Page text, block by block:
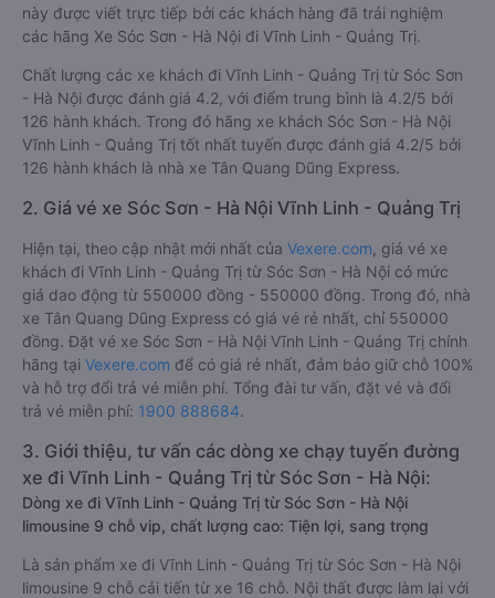
này được viết trực tiếp bởi các khách hàng đã trải nghiệm
các hãng Xe Sóc Sơn - Hà Nội đi Vĩnh Linh - Quảng Trị.
Chất lượng các xe khách đi Vĩnh Linh - Quảng Trị từ Sóc Sơn
- Hà Nội được đánh giá 4.2, với điểm trung bình là 4.2/5 bởi
126 hành khách. Trong đó hãng xe khách Sóc Sơn - Hà Nội
Vĩnh Linh - Quảng Trị tốt nhất tuyến được đánh giá 4.2/5 bởi
126 hành khách là nhà xe Tân Quang Dũng Express.
2. Giá vé xe Sóc Sơn - Hà Nội Vĩnh Linh - Quảng Trị
Hiện tại, theo cập nhật mới nhất của Vexere.com , giá vé xe
khách đi Vĩnh Linh - Quảng Trị từ Sóc Sơn - Hà Nội có mức
giá dao động từ 550000 đồng - 550000 đồng. Trong đó, nhà
xe Tân Quang Dũng Express có giá vé rẻ nhất, chỉ 550000
đồng. Đặt vé xe Sóc Sơn - Hà Nội Vĩnh Linh - Quảng Trị chính
hãng tại Vexere.com để có giá rẻ nhất, đảm bảo giữ chỗ 100%
và hỗ trợ đổi trả vé miễn phí. Tổng đài tư vấn, đặt vé và đổi
trả vé miễn phí: 1900 888684.
3. Giới thiệu, tư vấn các dòng xe chạy tuyến đường
xe đi Vĩnh Linh - Quảng Trị từ Sóc Sơn - Hà Nội:
Dòng xe đi Vĩnh Linh - Quảng Trị từ Sóc Sơn - Hà Nội
limousine 9 chỗ vip, chất lượng cao: Tiện lợi, sang trọng
Là sản phẩm xe đi Vĩnh Linh - Quảng Trị từ Sóc Sơn - Hà Nội
limousine 9 chỗ cải tiến từ xe 16 chỗ. Nội thất được làm lại với